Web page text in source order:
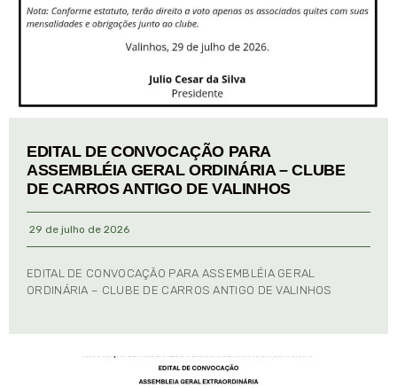
EDITAL DE CONVOCAÇÃO PARA
ASSEMBLÉIA GERAL ORDINÁRIA – CLUBE
DE CARROS ANTIGO DE VALINHOS
29 de julho de 2026
EDITAL DE CONVOCAÇÃO PARA ASSEMBLÉIA GERAL
ORDINÁRIA – CLUBE DE CARROS ANTIGO DE VALINHOS